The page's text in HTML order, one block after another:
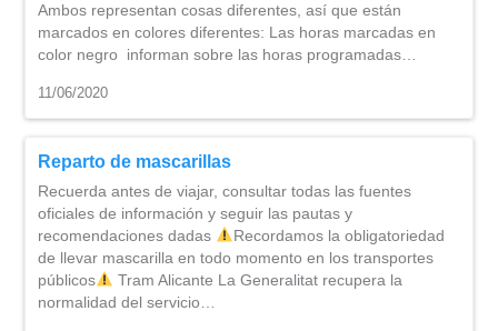
Ambos representan cosas diferentes, así que están
marcados en colores diferentes: Las horas marcadas en
color negro informan sobre las horas programadas…
11/06/2020
Reparto de mascarillas
Recuerda antes de viajar, consultar todas las fuentes
oficiales de información y seguir las pautas y
recomendaciones dadas
Recordamos la obligatoriedad
de llevar mascarilla en todo momento en los transportes
públicos
Tram Alicante La Generalitat recupera la
normalidad del servicio…